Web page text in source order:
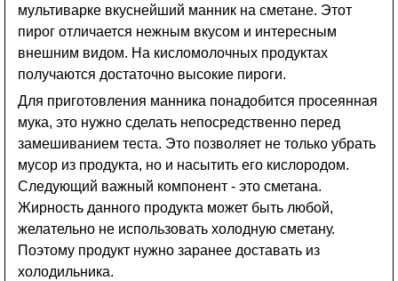
мультиварке вкуснейший манник на сметане. Этот
пирог отличается нежным вкусом и интересным
внешним видом. На кисломолочных продуктах
получаются достаточно высокие пироги.
Для приготовления манника понадобится просеянная
мука, это нужно сделать непосредственно перед
замешиванием теста. Это позволяет не только убрать
мусор из продукта, но и насытить его кислородом.
Следующий важный компонент - это сметана.
Жирность данного продукта может быть любой,
желательно не использовать холодную сметану.
Поэтому продукт нужно заранее доставать из
холодильника.